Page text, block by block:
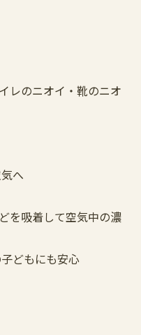
レのニオイ・靴のニオ
へ
を吸着して空気中の濃
どもにも安心